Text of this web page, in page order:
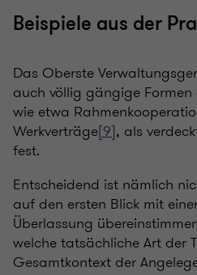
Beispiele aus der
Das Oberste
auch völlig gängige
wie etwa
Werkverträge[9], als
fest.
Entscheidend ist nämlich
auf den ersten Blick mit
Überlassung
welche tatsächliche Art der
Gesamtkontext der